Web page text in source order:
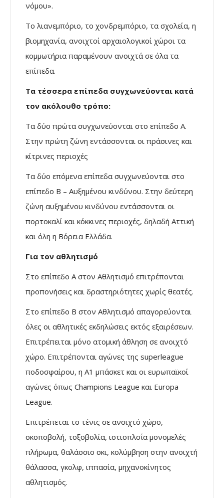
νόμου».
Το λιανεμπόριο, το χονδρεμπόριο, τα σχολεία, η
βιομηχανία, ανοιχτοί αρχαιολογικοί χώροι τα
κομμωτήρια παραμένουν ανοιχτά σε όλα τα
επίπεδα.
Τα τέσσερα επίπεδα συγχωνεύονται κατά
τον ακόλουθο τρόπο:
Τα δύο πρώτα συγχωνεύονται στο επίπεδο Α.
Στην πρώτη ζώνη εντάσσονται οι πράσινες και
κίτρινες περιοχές
Τα δύο επόμενα επίπεδα συγχωνεύονται στο
επίπεδο Β – Αυξημένου κινδύνου. Στην δεύτερη
ζώνη αυξημένου κινδύνου εντάσσονται οι
πορτοκαλί και κόκκινες περιοχές, δηλαδή Αττική
και όλη η Βόρεια Ελλάδα.
Για τον αθλητισμό
Στο επίπεδο Α στον Αθλητισμό επιτρέπονται
προπονήσεις και δραστηριότητες χωρίς θεατές.
Στο επίπεδο Β στον Αθλητισμό απαγορεύονται
όλες οι αθλητικές εκδηλώσεις εκτός εξαιρέσεων.
Επιτρέπειται μόνο ατομική άθληση σε ανοιχτό
χώρο. Επιτρέπονται αγώνες της superleague
ποδοσφαίρου, η Α1 μπάσκετ και οι ευρωπαϊκοί
αγώνες όπως Champions League και Europa
League.
Επιτρέπεται το τένις σε ανοιχτό χώρο,
σκοποβολή, τοξοβολία, ιστιοπλοΐα μονομελές
πλήρωμα, θαλάσσιο σκι, κολύμβηση στην ανοιχτή
θάλασσα, γκολφ, ιππασία, μηχανοκίνητος
αθλητισμός.